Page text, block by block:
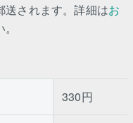
送されます。詳細はお
330円